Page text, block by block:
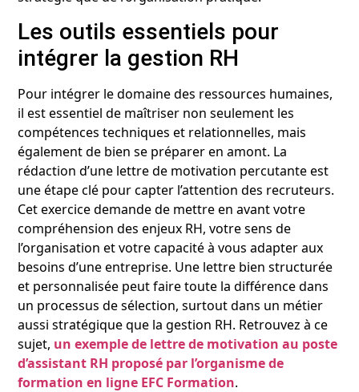
Les outils essentiels pour
intégrer la gestion RH
Pour intégrer le domaine des ressources humaines,
il est essentiel de maîtriser non seulement les
compétences techniques et relationnelles, mais
également de bien se préparer en amont. La
rédaction d’une lettre de motivation percutante est
une étape clé pour capter l’attention des recruteurs.
Cet exercice demande de mettre en avant votre
compréhension des enjeux RH, votre sens de
l’organisation et votre capacité à vous adapter aux
besoins d’une entreprise. Une lettre bien structurée
et personnalisée peut faire toute la différence dans
un processus de sélection, surtout dans un métier
aussi stratégique que la gestion RH. Retrouvez à ce
sujet, un exemple de lettre de motivation au poste
d’assistant RH proposé par l’organisme de
formation en ligne EFC Formation.